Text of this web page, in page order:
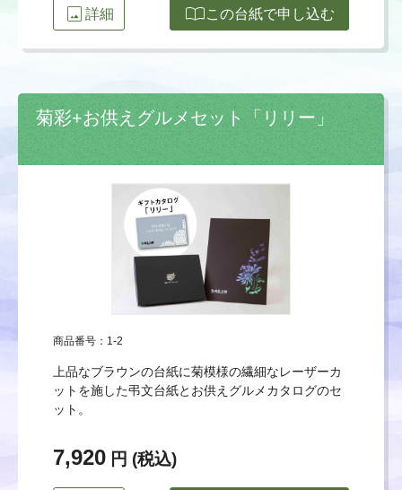
image 詳細 import_contactsこの台紙で申し込む
菊彩+お供えグルメセット「リリー」
商品番号：1-2
上品なブラウンの台紙に菊模様の繊細なレーザーカ
ットを施した弔文台紙とお供えグルメカタログのセ
ット。
7,920 円 (税込)